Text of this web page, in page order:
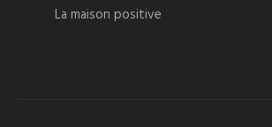
La maison positive